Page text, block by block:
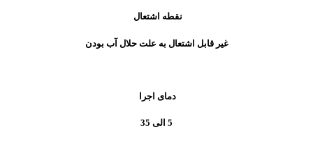
نقطه اشتعال
غیر قابل اشتعال به علت حلال آب بودن
دمای اجرا
5 الی 35